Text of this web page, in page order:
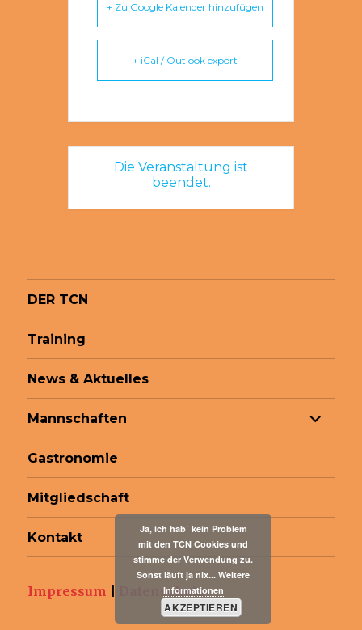
+ Zu Google Kalender hinzufügen
+ iCal / Outlook export
Die Veranstaltung ist
beendet.
DER TCN
Training
News & Aktuelles
Mannschaften
Gastronomie
Mitgliedschaft
Kontakt
Impressum Datenschutz
Ja, ich hab` kein Problem
mit den TCN Cookies und
stimme der Verwendung zu.
Sonst läuft ja nix... Weitere
Informationen
AKZEPTIEREN